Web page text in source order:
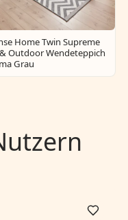
Home Twin Supreme
Outdoor Wendeteppich
Grau